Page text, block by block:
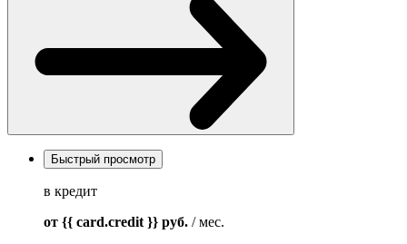
Быстрый просмотр
в кредит
от {{ card.credit }} руб. / мес.